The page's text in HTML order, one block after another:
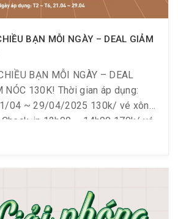
BẠN MỖI NGÀY – DEAL GIẢM
BẠN MỖI NGÀY – DEAL
NÓC 130K! Thời gian áp dụng:
04 ~ 29/04/2025 130k/ vé xông
in 12h00 ~ 14h00 170k/ vé
Check-in 16h00 ~ 18h00 **